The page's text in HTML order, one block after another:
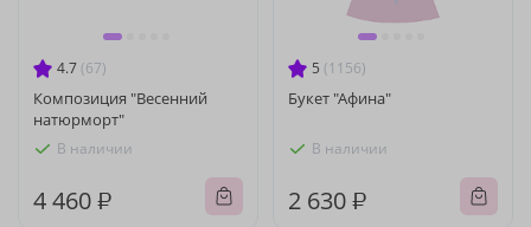
4.7 (67)
Композиция "Весенний
натюрморт"
В наличии
4 460 ₽
5 (1156)
Букет "Афина"
В наличии
2 630 ₽